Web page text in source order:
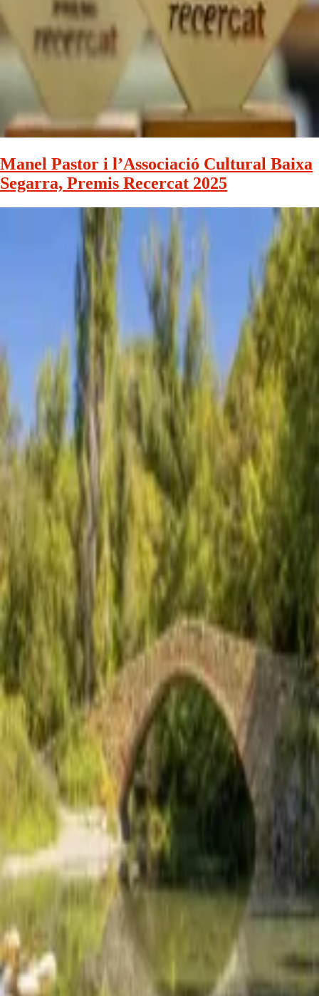
Manel Pastor i l’Associació Cultural Baixa
Segarra, Premis Recercat 2025